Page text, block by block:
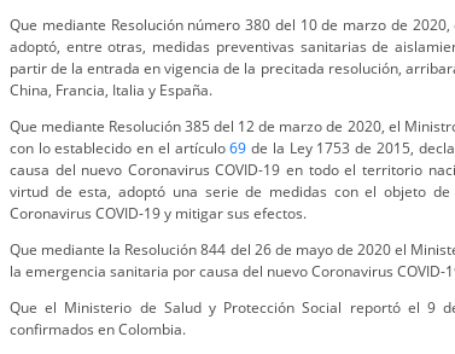
Que mediante Resolución número 380 del 10 de marzo de
adoptó, entre otras, medidas preventivas sanitarias de
partir de la entrada en vigencia de la precitada resolución,
China, Francia, Italia y España.
Que mediante Resolución 385 del 12 de marzo de 2020, el
con lo establecido en el artículo69 de la Ley 1753 de 2015,
causa del nuevo Coronavirus COVID-19 en todo el territorio
virtud de esta, adoptó una serie de medidas con el objeto
Coronavirus COVID-19 y mitigar sus efectos.
Que mediante la Resolución 844 del 26 de mayo de 2020 el
la emergencia sanitaria por causa del nuevo Coronavirus COVID-
Que el Ministerio de Salud y Protección Social reportó el 9
confirmados en Colombia.